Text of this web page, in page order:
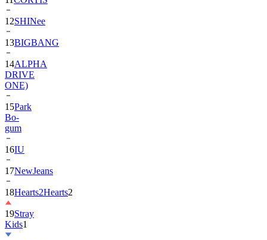
13BIGBANG
14ALPHA
DRIVE
ONE)
15Park
Bo-
gum
16IU
17NewJeans
18Hearts2Hearts
19Stray
Kids
20ASTRO